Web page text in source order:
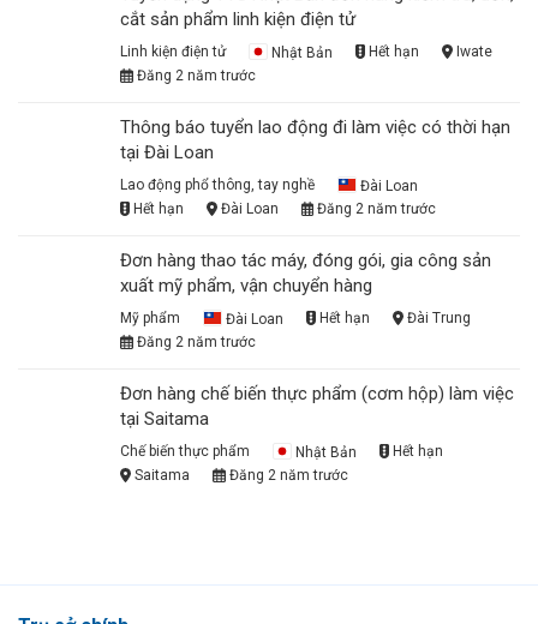
cắt sản phẩm linh kiện điện tử
Linh kiện điện tử Nhật Bản Hết hạn
Iwate
Đăng 2 năm trước
Thông báo tuyển lao động đi làm việc có thời hạn
tại Đài Loan
Lao động phổ thông, tay nghề
Đài Loan
Hết hạn
Đài Loan Đăng 2 năm trước
Đơn hàng thao tác máy, đóng gói, gia công sản
xuất mỹ phẩm, vận chuyển hàng
Mỹ phẩm Đài Loan Hết hạn
Đài Trung
Đăng 2 năm trước
Đơn hàng chế biến thực phẩm (cơm hộp) làm việc
tại Saitama
Chế biến thực phẩm Nhật Bản
Hết hạn
Saitama
Đăng 2 năm trước